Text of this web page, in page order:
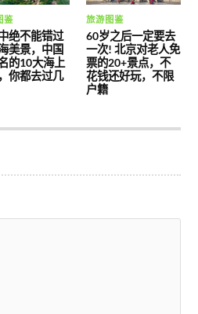
鉴
绝不能错过
美景，中国
的10大海上
你都去过几
旅游图鉴
60岁之后一定要去
一次! 北京对老人免
票的20+景点，不
花钱还好玩，不限
户籍